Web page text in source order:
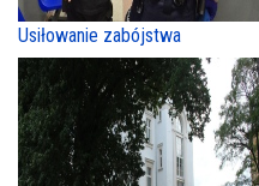
Usiłowanie zabójstwa